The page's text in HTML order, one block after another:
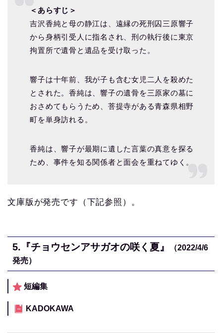
＜あらすじ＞
吉沢香純と母の静江は、遠縁の死刑囚三原響子
から身柄引受人に指名され、刑の執行後に東京
拘置所で遺骨と遺品を受け取った。
響子は十年前、我が子も含む女児二人を殺めた
とされた。香純は、響子の遺骨を三原家の墓に
おさめてもらうため、菩提寺がある青森県相野
町を単身訪れる。
香純は、響子が最期に遺した言葉の真意を探る
ため、事件を知る関係者と面会を重ねてゆく。
文庫版が発売です（下記参照）。
5. 『チョウセンアサガオの咲く夏』
（2022/4/6
発売）
短編集
KADOKAWA